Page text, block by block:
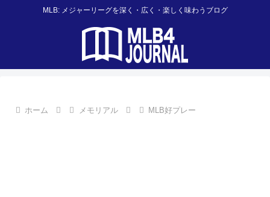
MLB: メジャーリーグを深く・広く・楽しく味わうブログ
ホーム メモリアル MLB好プレー